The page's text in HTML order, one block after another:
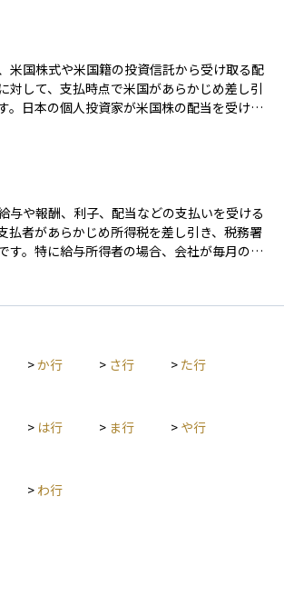
米国株式や米国籍の投資信託から受け取る配
対して、支払時点で米国があらかじめ差し引
。日本の個人投資家が米国株の配当を受け取
し引くことができ、二重課税を調整できま
減を受けるには証券会社を通じて「W-8BE
提出し、受取人が日本の居住者であることを
おく必要があります。
与や報酬、利子、配当などの支払いを受ける
払者があらかじめ所得税を差し引き、税務署
す。特に給与所得者の場合、会社が毎月の給
えば、会社員は確定申告を行わずに納税が完
泉徴収税率は原
>か行 > さ行 > た行
> は行 > ま行 > や行
> わ行